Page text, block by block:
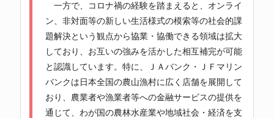
一方で、コロナ禍の経験を踏まえると、オンライ
ン、非対面等の新しい生活様式の模索等の社会的課
題解決という観点から協業・協働できる領域は拡大
しており、お互いの強みを活かした相互補完が可能
と認識しています。特に、ＪＡバンク・ＪＦマリン
バンクは日本全国の農山漁村に広く店舗を展開して
おり、農業者や漁業者等への金融サービスの提供を
通じて、わが国の農林水産業や地域社会・経済を支